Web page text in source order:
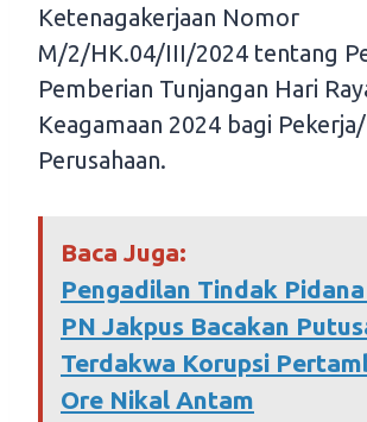
Ketenagakerjaan Nomor
M/2/HK.04/III/2024 tentang
Pemberian Tunjangan Hari
Keagamaan 2024 bagi
Perusahaan.
Baca Juga:
Pengadilan Tindak
PN Jakpus Bacakan
Terdakwa Korupsi
Ore Nikal Antam